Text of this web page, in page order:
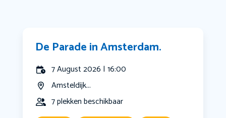
De Parade in Amsterdam.
7 August 2026 | 16:00
Amsteldijk...
7 plekken beschikbaar